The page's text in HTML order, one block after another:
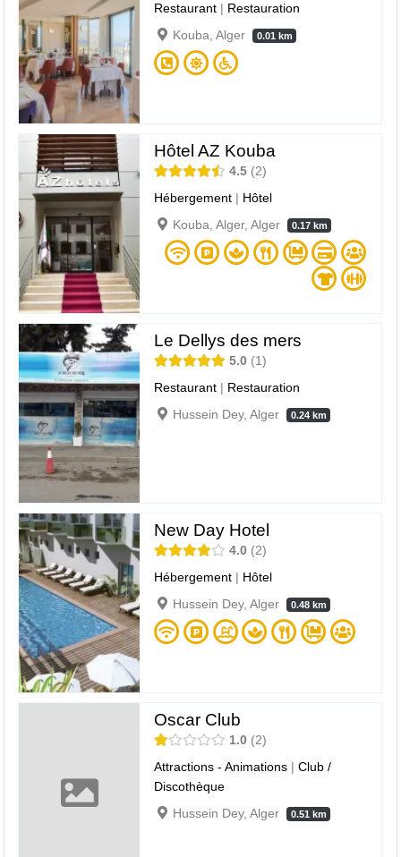
Restaurant | Restauration
Kouba, Alger
0.01 km
Hôtel AZ Kouba
4.5 2
Hébergement | Hôtel
Kouba, Alger, Alger
0.17 km
Le Dellys des mers
5.0
1
Restaurant | Restauration
Hussein Dey, Alger
0.24 km
New Day Hotel
4.0 2
Hébergement | Hôtel
Hussein Dey, Alger
0.48 km
Oscar Club
1.0 2
Attractions - Animations |Club /
Discothèque
Hussein Dey, Alger
0.51 km